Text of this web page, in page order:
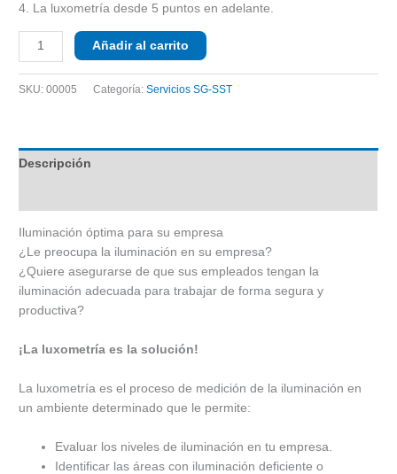
4. La luxometría desde 5 puntos en adelante.
Añadir al carrito
SKU:00005 Categoría:Servicios SG-SST
Descripción
Iluminación óptima para su empresa
¿Le preocupa la iluminación en su empresa?
¿Quiere asegurarse de que sus empleados tengan la
iluminación adecuada para trabajar de forma segura y
productiva?
¡La luxometría es la solución!
La luxometría es el proceso de medición de la iluminación en
un ambiente determinado que le permite:
Evaluar los niveles de iluminación en tu empresa.
Identificar las áreas con iluminación deficiente o